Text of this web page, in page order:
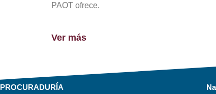
PAOT ofrece.
Ver más
PROCURADURÍA